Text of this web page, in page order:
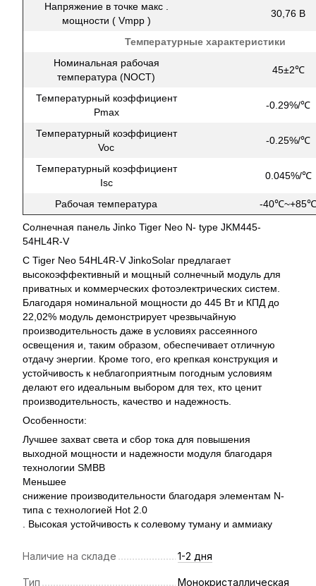
Напряжение в точке макс .
мощности ( Vmpp )
30,76 В
Температурные характеристики
Номинальная рабочая
температура (NOCT)
45±2℃
Температурный коэффициент
Pmax
-0.29%/℃
Температурный коэффициент
Voc
-0.25%/℃
Температурный коэффициент
Isc
0.045%/℃
Рабочая температура -40℃~+85℃
Солнечная панель Jinko Tiger Neo N- type JKM445-
54HL4R-V
С Tiger Neo 54HL4R-V JinkoSolar предлагает
высокоэффективный и мощный солнечный модуль для
приватных и коммерческих фотоэлектрических систем.
Благодаря номинальной мощности до 445 Вт и КПД до
22,02% модуль демонстрирует чрезвычайную
производительность даже в условиях рассеянного
освещения и, таким образом, обеспечивает отличную
отдачу энергии. Кроме того, его крепкая конструкция и
устойчивость к неблагоприятным погодным условиям
делают его идеальным выбором для тех, кто ценит
производительность, качество и надежность.
Особенности:
Лучшее захват света и сбор тока для повышения
выходной мощности и надежности модуля благодаря
технологии SMBB
Меньшее
снижение производительности благодаря элементам N-
типа с технологией Hot 2.0
. Высокая устойчивость к солевому туману и аммиаку
Наличие на складе 1-2 дня
Тип Монокристаллическая